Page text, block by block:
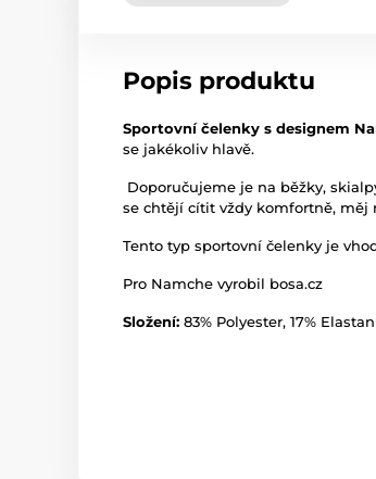
Popis produktu
Sportovní čelenky s designem
se jakékoliv hlavě.
Doporučujeme je na běžky,
se chtějí cítit vždy komfortně, měj
Tento typ sportovní čelenky je
Pro Namche vyrobil bosa.cz
Složení: 83% Polyester, 17% Elastan